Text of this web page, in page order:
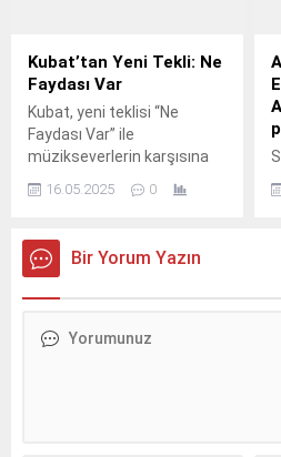
Kubat’tan Yeni Tekli: Ne
Faydası Var
Kubat, yeni teklisi “Ne
Faydası Var” ile
müzikseverlerin karşısına
16.05.2025 0
Bir Yorum Yazın